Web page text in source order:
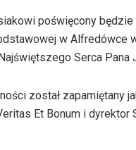
poświęcony
w Alfredówce
Serca Pana
został zapamiętany
Et Bonum i